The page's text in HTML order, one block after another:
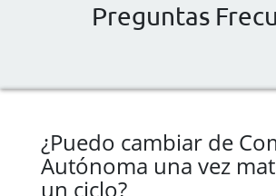
Preguntas
¿Puedo cambiar de
Autónoma una vez
un ciclo?